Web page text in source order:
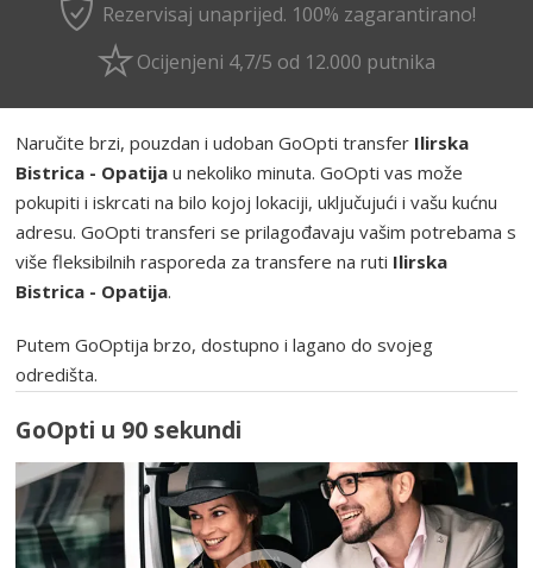
Rezervisaj unaprijed. 100% zagarantirano!
Ocijenjeni 4,7/5 od 12.000 putnika
Naručite brzi, pouzdan i udoban GoOpti transfer Ilirska
Bistrica - Opatija u nekoliko minuta. GoOpti vas može
pokupiti i iskrcati na bilo kojoj lokaciji, uključujući i vašu kućnu
adresu. GoOpti transferi se prilagođavaju vašim potrebama s
više fleksibilnih rasporeda za transfere na ruti Ilirska
Bistrica - Opatija.
Putem GoOptija brzo, dostupno i lagano do svojeg
odredišta.
GoOpti u 90 sekundi